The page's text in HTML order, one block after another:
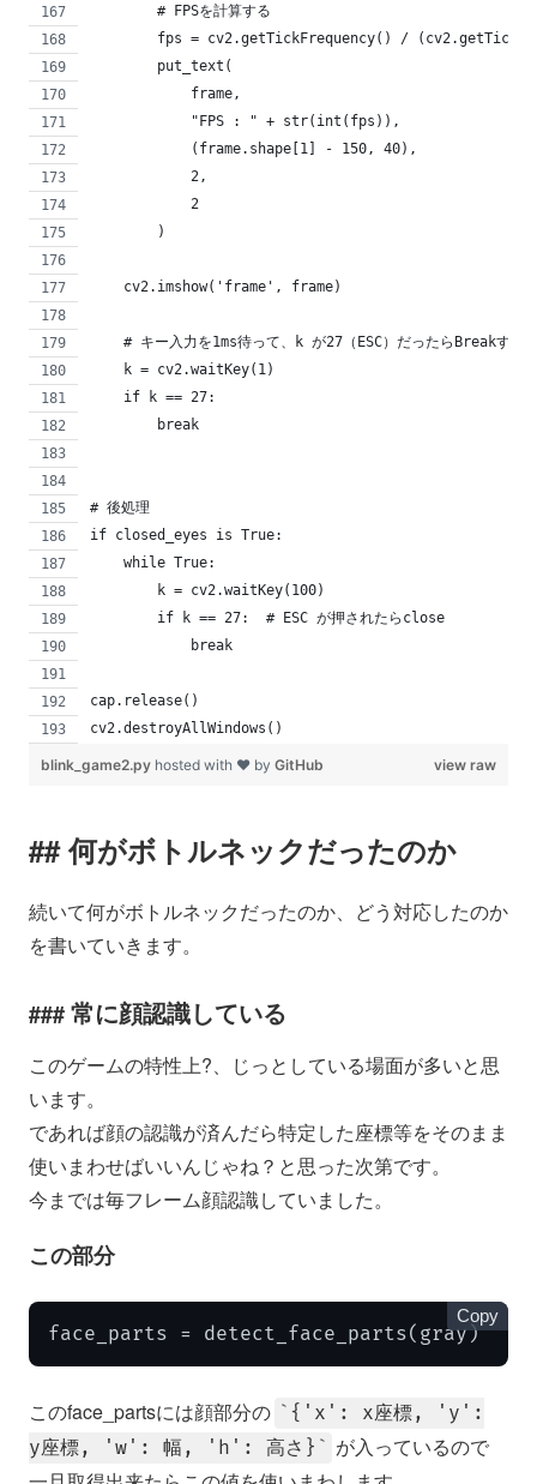
        # FPSを計算する
fps = cv2.getTickFrequency() /
        put_text(
            frame,
            "FPS : " + str(int(fps)),
            (frame.shape[1] - 150, 40),
            2,
            2
        )
    cv2.imshow('frame', frame)
    # キー入力を1ms待って、k が27（ESC）だったらBreakする
    k = cv2.waitKey(1)
    if k == 27:
        break
# 後処理
if closed_eyes is True:
    while True:
        k = cv2.waitKey(100)
        if k == 27:  # ESC が押されたらclose
            break
cap.release()
cv2.destroyAllWindows()
view raw
blink_game2.py hosted with ❤ by GitHub
何がボトルネックだったのか
続いて何がボトルネックだったのか、どう対応したのか
を書いていきます。
常に顔認識している
このゲームの特性上?、じっとしている場面が多いと思
います。
であれば顔の認識が済んだら特定した座標等をそのまま
使いまわせばいいんじゃね？と思った次第です。
今までは毎フレーム顔認識していました。
この部分
face_parts = detect_face_parts(gray)
Copy
このface_partsには顔部分の
{'x': x座標, 'y':
y座標, 'w': 幅, 'h': 高さ}
が入っているので